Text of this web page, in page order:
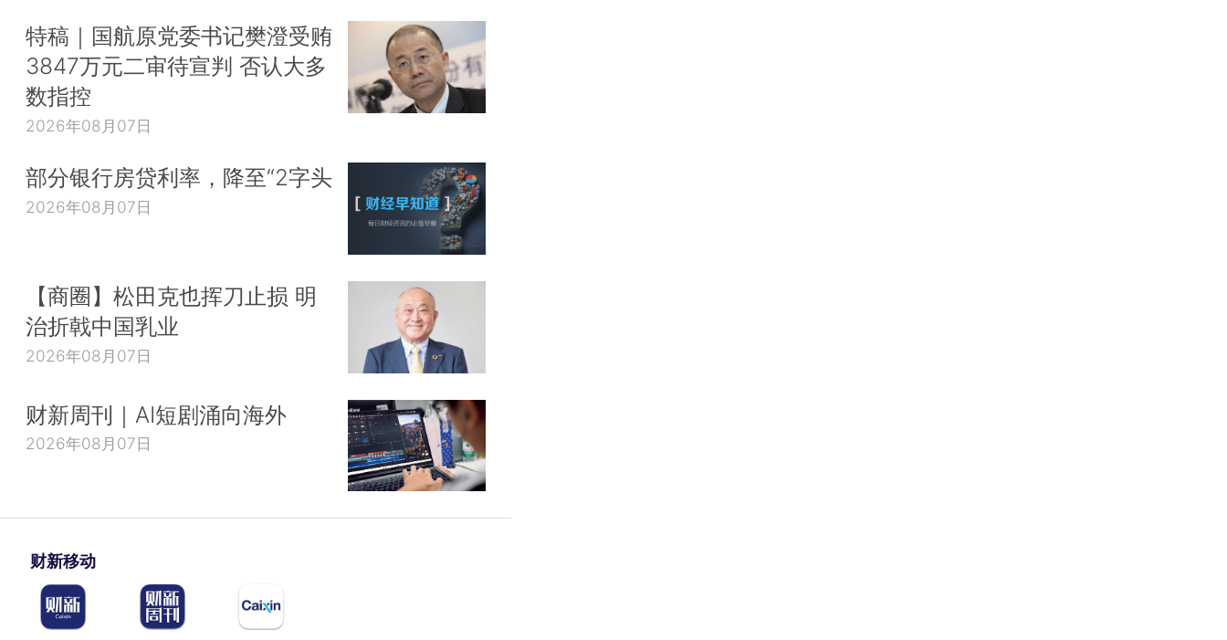
特稿｜国航原党委书记樊澄受贿
3847万元二审待宣判 否认大多
数指控
2026年08月07日
部分银行房贷利率，降至“2字头
2026年08月07日
【商圈】松田克也挥刀止损 明
治折戟中国乳业
2026年08月07日
财新周刊｜AI短剧涌向海外
2026年08月07日
财新移动